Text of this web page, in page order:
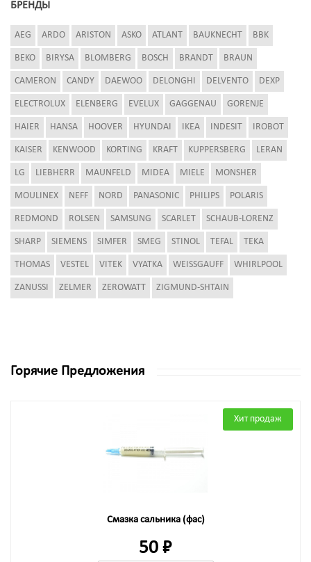
БРЕНДЫ
AEG ARDO ARISTON ASKO ATLANT BAUKNECHT BBK
BEKO BIRYSA BLOMBERG BOSCH BRANDT BRAUN
CAMERON CANDY DAEWOO DELONGHI DELVENTO DEXP
ELECTROLUX ELENBERG EVELUX GAGGENAU GORENJE
HAIER HANSA HOOVER HYUNDAI IKEA INDESIT IROBOT
KAISER KENWOOD KORTING KRAFT KUPPERSBERG LERAN
LG LIEBHERR MAUNFELD MIDEA MIELE MONSHER
MOULINEX NEFF NORD PANASONIC PHILIPS POLARIS
REDMOND ROLSEN SAMSUNG SCARLET SCHAUB-LORENZ
SHARP SIEMENS SIMFER SMEG STINOL TEFAL TEKA
THOMAS VESTEL VITEK VYATKA WEISSGAUFF WHIRLPOOL
ZANUSSI ZELMER ZEROWATT ZIGMUND-SHTAIN
Горячие Предложения
Хит продаж
Смазка сальника (фас)
50 ₽